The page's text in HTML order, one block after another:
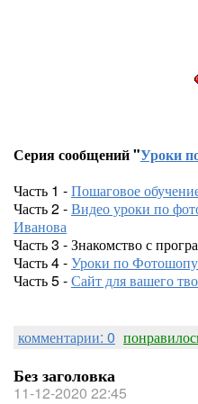
Серия сообщений "Уроки
Часть 1 -Пошаговое
Часть 2 -Видео уроки по
Иванова
Часть 3 - Знакомство с
Часть 4 -Уроки по Фотошопу
Часть 5 -Сайт для вашего
комментарии: 0
Без заголовка
11-12-2020 22:45